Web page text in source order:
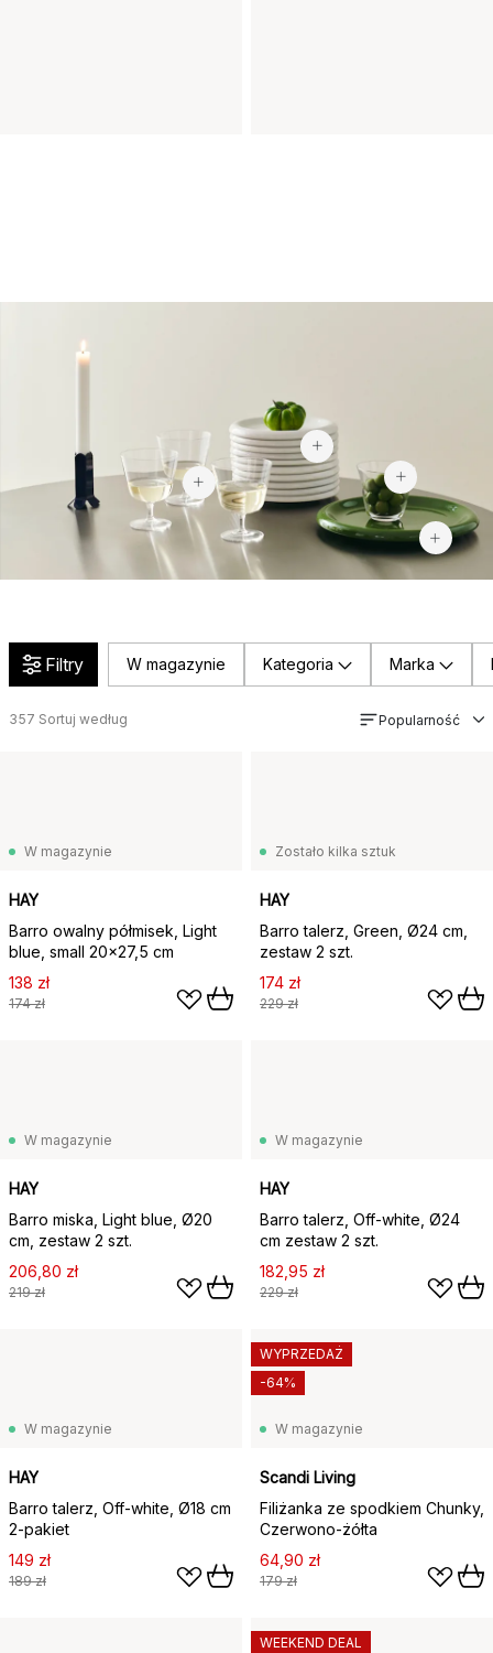
110,95 zł
Filtry W magazynie Kategoria Marka
357 Sortuj według Popularność
W magazynie
HAY
Barro owalny półmisek, Light
blue, small 20x27,5 cm
138 zł
174 zł
Zostało kilka sztuk
HAY
Barro talerz, Green, Ø24 cm,
zestaw 2 szt.
174 zł
229 zł
W magazynie
HAY
Barro miska, Light blue, Ø20
cm, zestaw 2 szt.
206,80 zł
219 zł
W magazynie
HAY
Barro talerz, Off-white, Ø24
cm zestaw 2 szt.
182,95 zł
229 zł
W magazynie
HAY
Barro talerz, Off-white, Ø18 cm
2‑pakiet
149 zł
189 zł
W magazynie
Scandi Living
Filiżanka ze spodkiem Chunky,
Czerwono-żółta
64,90 zł
179 zł
WYPRZEDAŻ
-64%
WEEKEND DEAL